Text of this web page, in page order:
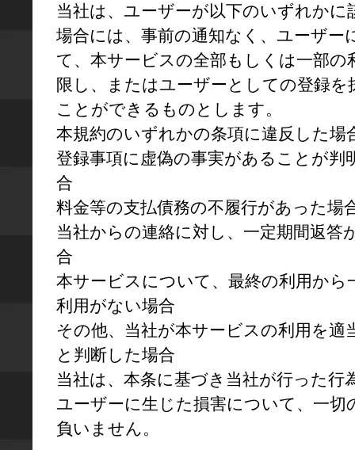
当社は、ユーザーが以下のいずれかに
場合には、事前の通知なく、ユーザー
て、本サービスの全部もしくは一部の
限し、またはユーザーとしての登録を
ことができるものとします。
本規約のいずれかの条項に違反した場
登録事項に虚偽の事実があることが判
合
料金等の支払債務の不履行があった場
当社からの連絡に対し、一定期間返答
合
本サービスについて、最終の利用から
利用がない場合
その他、当社が本サービスの利用を適
と判断した場合
当社は、本条に基づき当社が行った行
ユーザーに生じた損害について、一切
負いません。